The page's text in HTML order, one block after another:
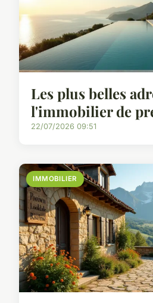
Les plus belles
l'immobilier de
22/07/2026 09:51
IMMOBILIER